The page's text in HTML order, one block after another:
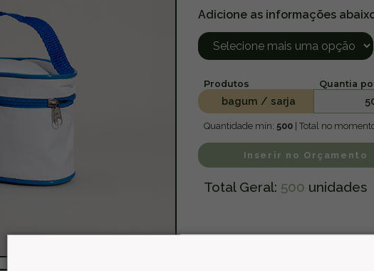
Adicione as informações
Produtos Quantia
bagum / sarja
Quantidade mín: 500| Total no
Inserir no Orçamento
Total Geral: 500 unidades